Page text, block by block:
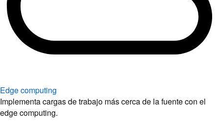
Edge computing
Implementa cargas de trabajo más cerca de la fuente con el
edge computing.